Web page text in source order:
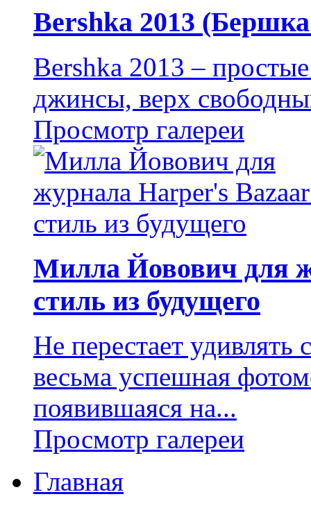
Bershka 2013
Bershka 2013 –
джинсы, верх
Просмотр галереи
Милла Йовович для
стиль из будущего
Не перестает удивлять
весьма успешная
появившаяся на...
Просмотр галереи
Главная